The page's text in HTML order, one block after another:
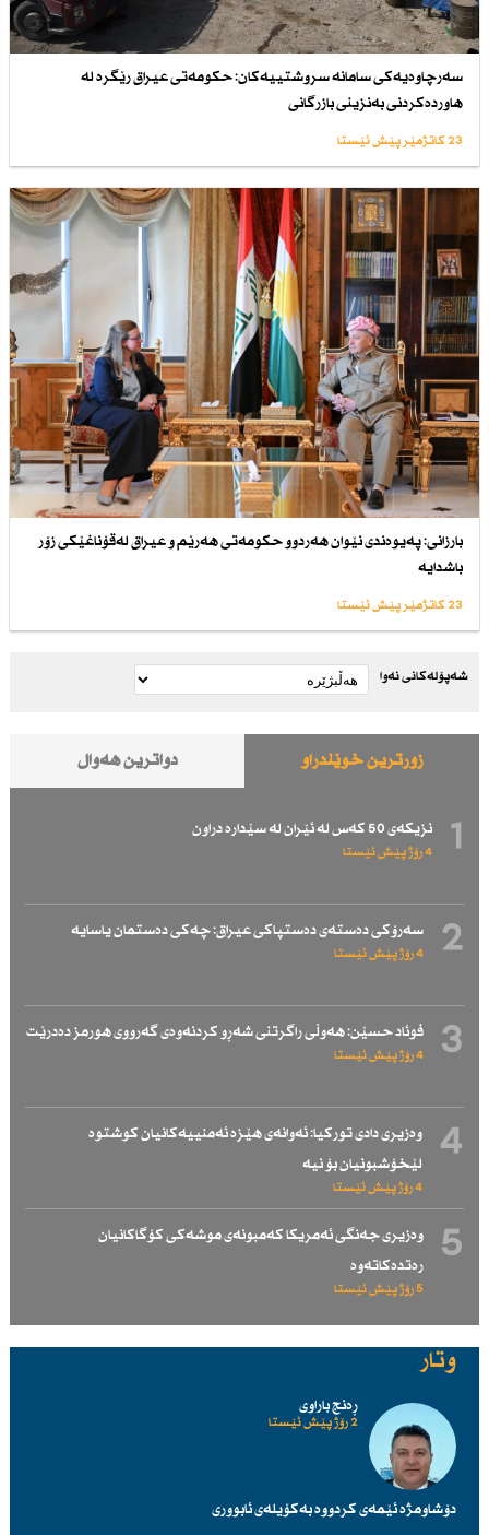
سەرچاوەیەكی سامانە سروشتییەكان: حكومەتی عیراق رێگرە لە
هاوردەكردنی بەنزینی بازرگانی
23 کاتژمێر پێش ئێستا
بارزانی: پەیوەندی نێوان هەردوو حكومەتی هەرێم و عیراق لەقۆناغێكی زۆر
باشدایە
23 کاتژمێر پێش ئێستا
شەپۆلەکانی نەوا
زۆرترین خوێندراو دواترین هەواڵ
1 نزیكەی 50 كەس لە ئێران لە سێدارە دراون
4 رۆژ پێش ئێستا
2 سەرۆكی دەستەی دەستپاكی عیراق: چەكی دەستمان یاسایە
4 رۆژ پێش ئێستا
3 فوئاد حسێن: هەوڵی راگرتنی شەڕو كردنەوەی گەرووی هورمز دەدرێت
4 رۆژ پێش ئێستا
4
وەزیری دادی توركیا: ئەوانەی هێزە ئەمنییەكانیان كوشتوە
لێخۆشبونیان بۆ نیە
4 رۆژ پێش ئێستا
5
وەزیری جەنگی ئەمریكا كەمبونەی موشەكی كۆگاكانیان
رەتدەكاتەوە
5 رۆژ پێش ئێستا
وتار
ڕەنج باراوی
2 رۆژ پێش ئێستا
دۆشاومژە ئێمەی کردووە بەکۆیلەی ئابووری